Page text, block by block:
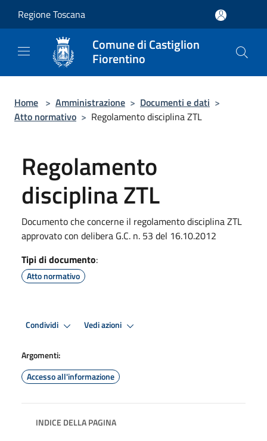
Regione Toscana
Comune di Castiglion
Fiorentino
Home > Amministrazione > Documenti e dati >
Atto normativo > Regolamento disciplina ZTL
Regolamento
disciplina ZTL
Documento che concerne il regolamento disciplina ZTL
approvato con delibera G.C. n. 53 del 16.10.2012
Tipi di documento:
Atto normativo
Condividi Vedi azioni
Argomenti:
Accesso all'informazione
INDICE DELLA PAGINA